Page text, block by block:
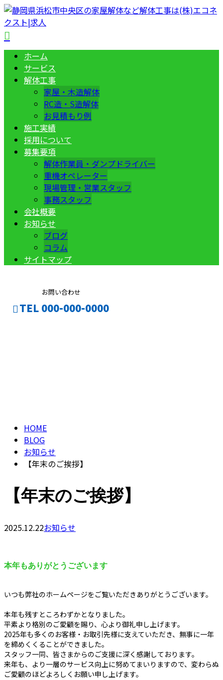
ホーム
サービス
解体工事
家屋・木造解体
RC造・S造解体
お見積もり例
施工実績
採用について
募集要項
解体作業員・ダンプドライバー
重機オペレーター
現場管理・営業スタッフ
事務スタッフ
会社概要
お知らせ
ブログ
コラム
サイトマップ
お問い合わせ
TEL 000-000-0000
HOME
BLOG
お知らせ
【年末のご挨拶】
【年末のご挨拶】
2025.12.22お知らせ
本年もありがとうございます
いつも弊社のホームページをご覧いただきありがとうございます。
本年も残すところわずかとなりました。
平素より格別のご愛顧を賜り、心より御礼申し上げます。
2025年も多くのお客様・お取引先様に支えていただき、無事に一年
を締めくくることができました。
スタッフ一同、皆さまからのご支援に深く感謝しております。
来年も、より一層のサービス向上に努めてまいりますので、変わらぬ
ご愛顧のほどよろしくお願い申し上げます。